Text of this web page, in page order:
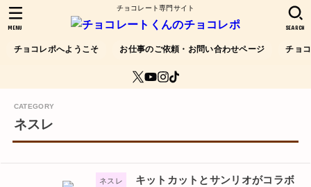
チョコレート専門サイト
チョコレポへようこそ お仕事のご依頼・お問い合わせページ チョ
SEARCH
MENU
ネスレ
ネスレ
キットカットとサンリオがコラボ